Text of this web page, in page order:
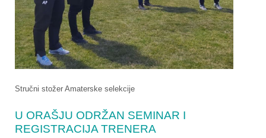
Stručni stožer Amaterske selekcije
U ORAŠJU ODRŽAN SEMINAR I
REGISTRACIJA TRENERA